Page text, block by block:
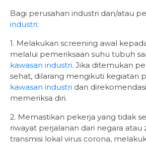
Bagi perusahan industri dan/atau
industri:
1. Melakukan screening awal
melalui pemeriksaan suhu tubuh
kawasan industri. Jika ditemukan
sehat, dilarang mengikuti kegiatan
kawasan industri dan
memeriksa diri.
2. Memastikan pekerja yang tidak
riwayat perjalanan dari negara atau
transmisi lokal virus corona,